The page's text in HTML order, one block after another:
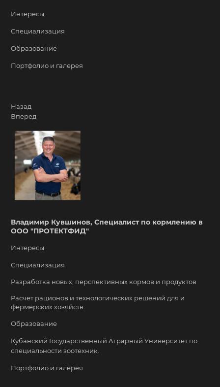
Интересы
Специализация
Образование
Портфолио и галерея
Назад
Вперед
Владимир Кувшинов, Специалист по кормлению в
ООО "ПРОТЕКТФИД"
Интересы
Специализация
Разработка новых, перспективных кормов и продуктов
Расчет рационов и технологических решений для и
фермерских хозяйств.
Образование
Кубанский Государственный Аграрный Университет по
специальности зоотехник.
Портфолио и галерея